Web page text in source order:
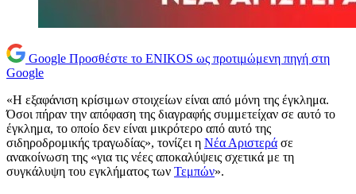
Google Προσθέστε το ENIKOS ως προτιμώμενη πηγή στη
Google
«Η εξαφάνιση κρίσιμων στοιχείων είναι από μόνη της έγκλημα.
Όσοι πήραν την απόφαση της διαγραφής συμμετείχαν σε αυτό το
έγκλημα, το οποίο δεν είναι μικρότερο από αυτό της
σιδηροδρομικής τραγωδίας», τονίζει η Νέα Αριστερά σε
ανακοίνωση της «για τις νέες αποκαλύψεις σχετικά με τη
συγκάλυψη του εγκλήματος των Τεμπών».